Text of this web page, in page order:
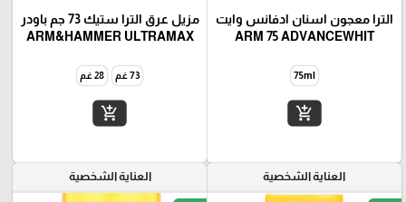
الترا معجون اسنان ادفانس وایت
ARM 75 ADVANCEWHIT
75ml
add_shopping_cart
مزيل عرق الترا ستيك 73 جم باودر
ARM&HAMMER ULTRAMAX
73 غم 28 غم
add_shopping_cart
العناية الشخصية العناية الشخصية